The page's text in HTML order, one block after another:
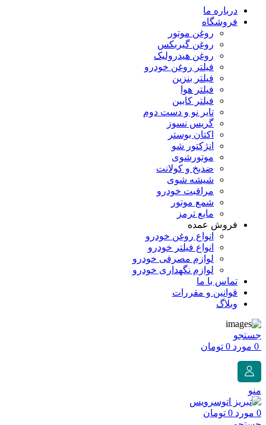
درباره ما
فروشگاه
روغن موتور
روغن گیربکس
روغن هیدرولیک
فیلتر روغن خودرو
فیلتر بنزین
فیلتر هوا
فیلتر کابین
تایر نو و دست دوم
گریس نسوز
اکتان بوستر
انژکتور شو
موتورشوی
ضدیخ و کولانت
شیشه شوی
مراقبت خودرو
شمع موتور
مایع ترمز
فروش عمده
انواع روغن خودرو
انواع فیلتر خودرو
لوازم مصرفی خودرو
لوازم نگهداری خودرو
تماس با ما
قوانین و مقررات
وبلاگ
جستجو
0 مورد 0 تومان
منو
0 مورد 0 تومان